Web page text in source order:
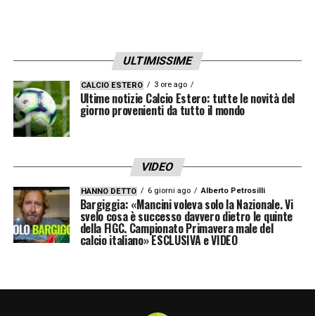
ULTIMISSIME
CALCIO ESTERO 3 ore ago
Ultime notizie Calcio Estero: tutte le novità del
giorno provenienti da tutto il mondo
VIDEO
HANNO DETTO 6 giorni ago Alberto Petrosilli
Bargiggia: «Mancini voleva solo la Nazionale. Vi
svelo cosa è successo davvero dietro le quinte
della FIGC. Campionato Primavera male del
calcio italiano» ESCLUSIVA e VIDEO